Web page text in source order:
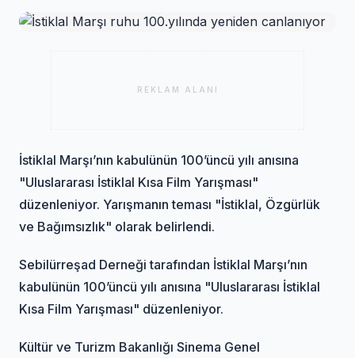
REKLAM ALANI
İstiklal Marşı’nın kabulünün 100’üncü yılı anısına
"Uluslararası İstiklal Kısa Film Yarışması"
düzenleniyor. Yarışmanın teması "İstiklal, Özgürlük
ve Bağımsızlık" olarak belirlendi.
Sebilürreşad Derneği tarafından İstiklal Marşı’nın
kabulünün 100’üncü yılı anısına "Uluslararası İstiklal
Kısa Film Yarışması" düzenleniyor.
Kültür ve Turizm Bakanlığı Sinema Genel